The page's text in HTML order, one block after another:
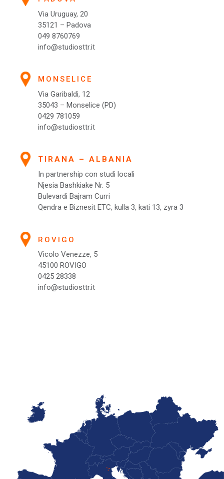
Via Uruguay, 20
35121 – Padova
049 8760769
info@studiosttr.it
MONSELICE
Via Garibaldi, 12
35043 – Monselice (PD)
0429 781059
info@studiosttr.it
TIRANA – ALBANIA
In partnership con studi locali
Njesia Bashkiake Nr. 5
Bulevardi Bajram Curri
Qendra e Biznesit ETC, kulla 3, kati 13, zyra 3
ROVIGO
Vicolo Venezze, 5
45100 ROVIGO
0425 28338
info@studiosttr.it